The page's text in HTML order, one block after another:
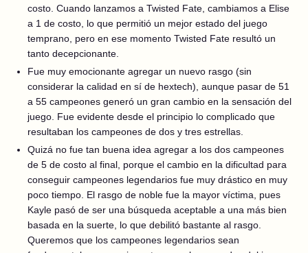
costo. Cuando lanzamos a Twisted Fate, cambiamos a Elise
a 1 de costo, lo que permitió un mejor estado del juego
temprano, pero en ese momento Twisted Fate resultó un
tanto decepcionante.
Fue muy emocionante agregar un nuevo rasgo (sin
considerar la calidad en sí de hextech), aunque pasar de 51
a 55 campeones generó un gran cambio en la sensación del
juego. Fue evidente desde el principio lo complicado que
resultaban los campeones de dos y tres estrellas.
Quizá no fue tan buena idea agregar a los dos campeones
de 5 de costo al final, porque el cambio en la dificultad para
conseguir campeones legendarios fue muy drástico en muy
poco tiempo. El rasgo de noble fue la mayor víctima, pues
Kayle pasó de ser una búsqueda aceptable a una más bien
basada en la suerte, lo que debilitó bastante al rasgo.
Queremos que los campeones legendarios sean